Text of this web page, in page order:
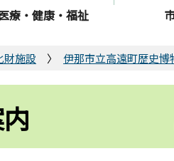
療・健康・福祉
財施設 伊那市立高遠町歴史博